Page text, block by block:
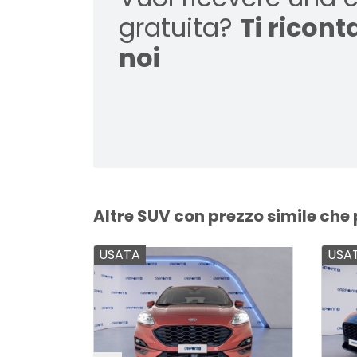
gratuita? Ti
noi
Altre SUV con prezzo simile
USATA